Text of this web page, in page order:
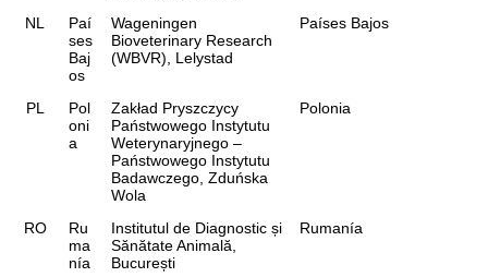
NL
Paí
ses
Baj
os
Wageningen
Bioveterinary Research
(WBVR), Lelystad
Países Bajos
PL
Pol
oni
a
Zakład Pryszczycy
Państwowego Instytutu
Weterynaryjnego –
Państwowego Instytutu
Badawczego, Zduńska
Wola
Polonia
RO
Ru
ma
nía
Institutul de Diagnostic și
Sănătate Animală,
București
Rumanía